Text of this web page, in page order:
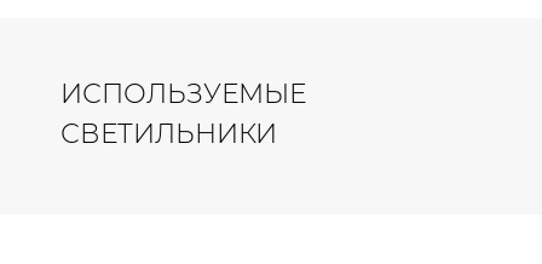
ИСПОЛЬЗУЕМЫЕ
СВЕТИЛЬНИКИ